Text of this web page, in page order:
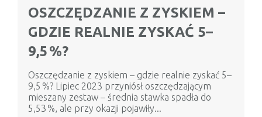
OSZCZĘDZANIE Z ZYSKIEM –
GDZIE REALNIE ZYSKAĆ 5–
9,5 %?
Oszczędzanie z zyskiem – gdzie realnie zyskać 5–
9,5 %? Lipiec 2023 przyniósł oszczędzającym
mieszany zestaw – średnia stawka spadła do
5,53 %, ale przy okazji pojawiły...